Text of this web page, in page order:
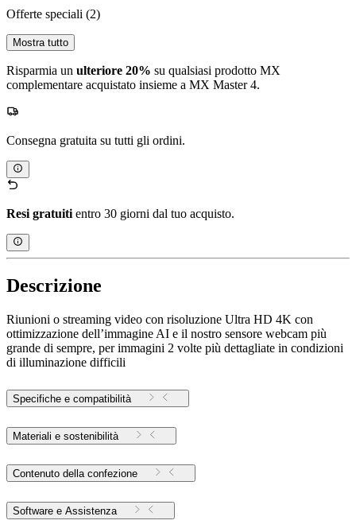
Offerte speciali (2)
Mostra tutto
Risparmia un ulteriore 20% su qualsiasi prodotto MX
complementare acquistato insieme a MX Master 4.
Consegna gratuita su tutti gli ordini.
Resi gratuiti entro 30 giorni dal tuo acquisto.
Descrizione
Riunioni o streaming video con risoluzione Ultra HD 4K con
ottimizzazione dell’immagine AI e il nostro sensore webcam più
grande di sempre, per immagini 2 volte più dettagliate in condizioni
di illuminazione difficili
Specifiche e compatibilità
Materiali e sostenibilità
Contenuto della confezione
Software e Assistenza